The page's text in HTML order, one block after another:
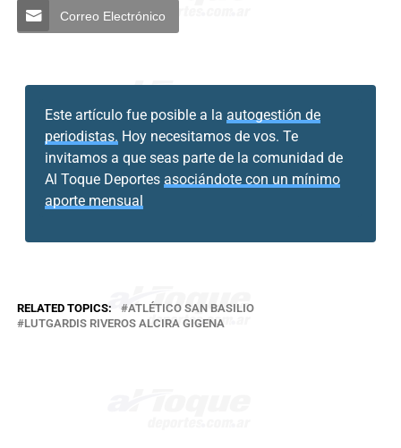
Correo Electrónico
Este artículo fue posible a la autogestión de
periodistas. Hoy necesitamos de vos. Te
invitamos a que seas parte de la comunidad de
Al Toque Deportes asociándote con un mínimo
aporte mensual
RELATED TOPICS:
ATLÉTICO SAN BASILIO
LUTGARDIS RIVEROS ALCIRA GIGENA